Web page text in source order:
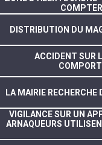
DISTRIBUTION DU
ACCIDENT SUR
LA MAIRIE
VIGILANCE SUR UN
ARNAQUEURS